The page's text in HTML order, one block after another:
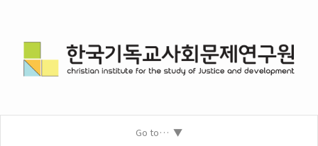
Go to…